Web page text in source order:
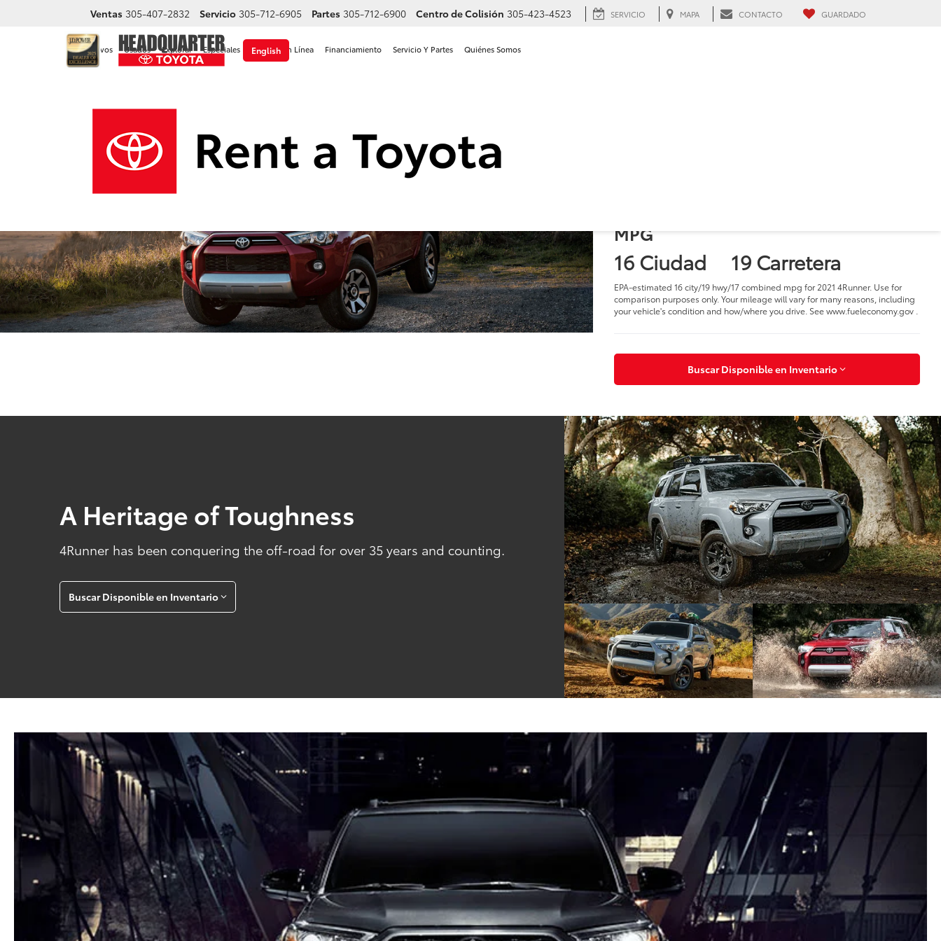
English
Ventas 305-407-2832 Servicio 305-712-6905 Partes 305-712-6900 Centro de Colisión 305-423-4523 SERVICIO MAPA CONTACTO GUARDADO
Homepage
Icon
Nuevos Usados Explorar Especiales Compre En Línea Financiamiento Servicio Y Partes Quiénes Somos
MPG
16 Ciudad 19 Carretera
EPA-estimated 16 city/19 hwy/17 combined mpg for 2021 4Runner. Use for
comparison purposes only. Your mileage will vary for many reasons, including
your vehicle's condition and how/where you drive. See www.fueleconomy.gov .
Buscar Disponible en Inventario
A Heritage of Toughness
4Runner has been conquering the off-road for over 35 years and counting.
Buscar Disponible en Inventario